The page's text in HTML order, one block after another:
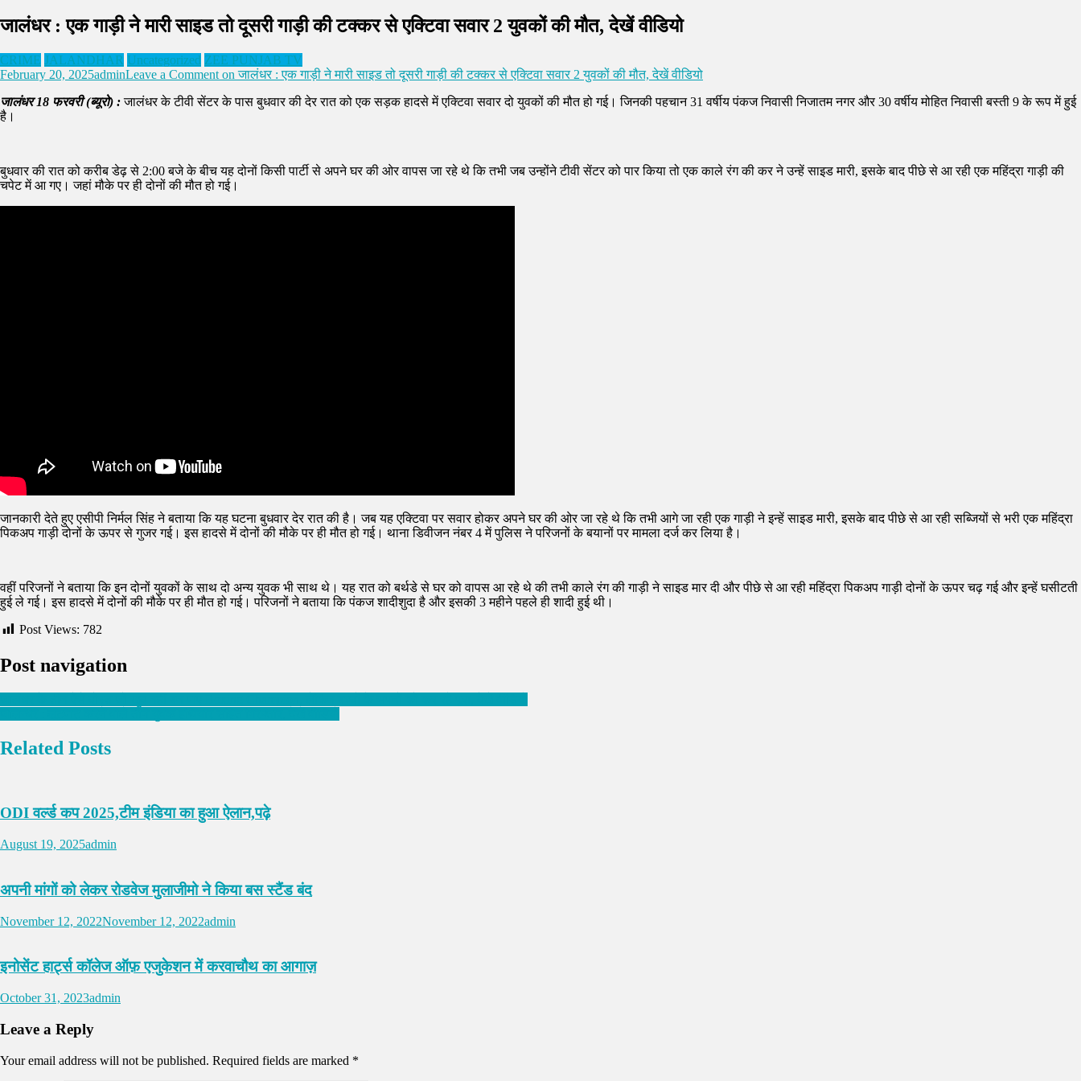
जालंधर : एक गाड़ी ने मारी साइड तो दूसरी गाड़ी की टक्कर से एक्टिवा सवार 2 युवकों की मौत, देखें वीडियो
CRIME JALANDHAR Uncategorized ZEE PUNJAB TV
February 20, 2025adminLeave a Comment on जालंधर : एक गाड़ी ने मारी साइड तो दूसरी गाड़ी की टक्कर से एक्टिवा सवार 2 युवकों की मौत, देखें वीडियो
जालंधर 18 फरवरी (ब्यूरो) : जालंधर के टीवी सेंटर के पास बुधवार की देर रात को एक सड़क हादसे में एक्टिवा सवार दो युवकों की मौत हो गई। जिनकी पहचान 31 वर्षीय पंकज निवासी निजातम नगर और 30 वर्षीय मोहित निवासी बस्ती 9 के रूप में हुई
है।
बुधवार की रात को करीब डेढ़ से 2:00 बजे के बीच यह दोनों किसी पार्टी से अपने घर की ओर वापस जा रहे थे कि तभी जब उन्होंने टीवी सेंटर को पार किया तो एक काले रंग की कर ने उन्हें साइड मारी, इसके बाद पीछे से आ रही एक महिंद्रा गाड़ी की
चपेट में आ गए। जहां मौके पर ही दोनों की मौत हो गई।
जानकारी देते हुए एसीपी निर्मल सिंह ने बताया कि यह घटना बुधवार देर रात की है। जब यह एक्टिवा पर सवार होकर अपने घर की ओर जा रहे थे कि तभी आगे जा रही एक गाड़ी ने इन्हें साइड मारी, इसके बाद पीछे से आ रही सब्जियों से भरी एक महिंद्रा
पिकअप गाड़ी दोनों के ऊपर से गुजर गई। इस हादसे में दोनों की मौके पर ही मौत हो गई। थाना डिवीजन नंबर 4 में पुलिस ने परिजनों के बयानों पर मामला दर्ज कर लिया है।
वहीं परिजनों ने बताया कि इन दोनों युवकों के साथ दो अन्य युवक भी साथ थे। यह रात को बर्थडे से घर को वापस आ रहे थे की तभी काले रंग की गाड़ी ने साइड मार दी और पीछे से आ रही महिंद्रा पिकअप गाड़ी दोनों के ऊपर चढ़ गई और इन्हें घसीटती
हुई ले गई। इस हादसे में दोनों की मौके पर ही मौत हो गई। परिजनों ने बताया कि पंकज शादीशुदा है और इसकी 3 महीने पहले ही शादी हुई थी।
Post Views: 782
Post navigation
Related Posts
ODI वर्ल्ड कप 2025,टीम इंडिया का हुआ ऐलान,पढ़े
August 19, 2025admin
अपनी मांगों को लेकर रोडवेज मुलाजीमो ने किया बस स्टैंड बंद
November 12, 2022November 12, 2022admin
इनोसेंट हार्ट्स कॉलेज ऑफ़ एजुकेशन में करवाचौथ का आगाज़
October 31, 2023admin
Leave a Reply
Your email address will not be published. Required fields are marked *